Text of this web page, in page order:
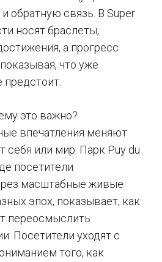
обратную связь. В Super
носят браслеты,
а прогресс
что уже
это важно?
впечатления меняют
себя или мир. Парк Puy du
посетители
масштабные живые
эпох, показывает, как
переосмыслить
Посетители уходят с
того, как